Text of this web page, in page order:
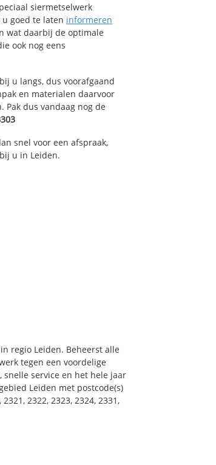
siermetselwerk
goed te laten informeren
wat daarbij de optimale
ook nog eens
u langs, dus voorafgaand
en materialen daarvoor
Pak dus vandaag nog de
snel voor een afspraak,
u in Leiden.
regio Leiden. Beheerst alle
tegen een voordelige
service en het hele jaar
Leiden met postcode(s)
2322, 2323, 2324, 2331,